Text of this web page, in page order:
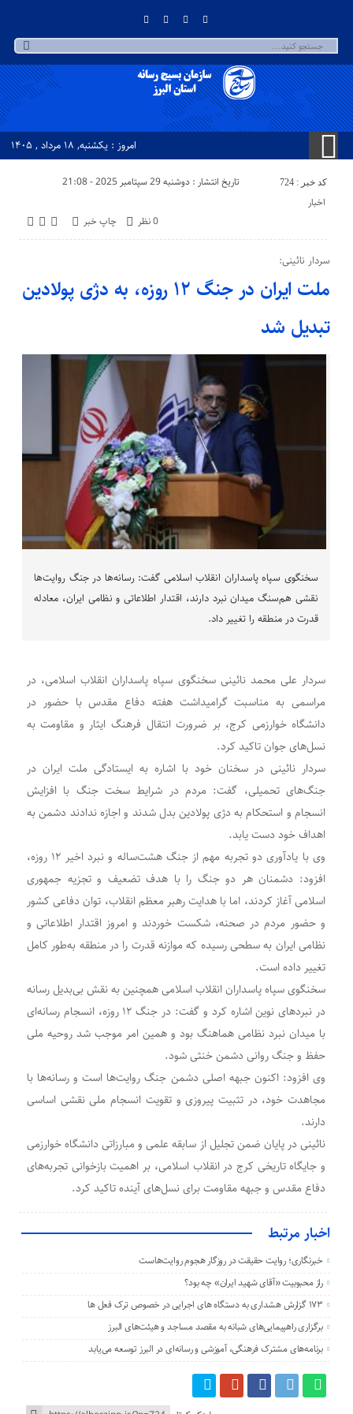
امروز : یکشنبه, ۱۸ مرداد , ۱۴۰۵
کد خبر : 724 تاریخ انتشار : دوشنبه 29 سپتامبر 2025 - 21:08
چاپ خبر 0 نظر
اخبار
سردار نائینی:
ملت ایران در جنگ ۱۲ روزه، به دژی پولادین
تبدیل شد
سخنگوی سپاه پاسداران انقلاب اسلامی گفت: رسانه‌ها در جنگ روایت‌ها
نقشی هم‌سنگ میدان نبرد دارند، اقتدار اطلاعاتی و نظامی ایران، معادله
قدرت در منطقه را تغییر داد.
سردار علی محمد نائینی سخنگوی سپاه پاسداران انقلاب اسلامی، در
مراسمی به مناسبت گرامیداشت هفته دفاع مقدس با حضور در
دانشگاه خوارزمی کرج، بر ضرورت انتقال فرهنگ ایثار و مقاومت به
نسل‌های جوان تاکید کرد.
سردار نائینی در سخنان خود با اشاره به ایستادگی ملت ایران در
جنگ‌های تحمیلی، گفت: مردم در شرایط سخت جنگ با افزایش
انسجام و استحکام به دژی پولادین بدل شدند و اجازه ندادند دشمن به
اهداف خود دست یابد.
وی با یادآوری دو تجربه مهم از جنگ هشت‌ساله و نبرد اخیر ۱۲ روزه،
افزود: دشمنان هر دو جنگ را با هدف تضعیف و تجزیه جمهوری
اسلامی آغاز کردند، اما با هدایت رهبر معظم انقلاب، توان دفاعی کشور
و حضور مردم در صحنه، شکست خوردند و امروز اقتدار اطلاعاتی و
نظامی ایران به سطحی رسیده که موازنه قدرت را در منطقه به‌طور کامل
تغییر داده است.
سخنگوی سپاه پاسداران انقلاب اسلامی همچنین به نقش بی‌بدیل رسانه
در نبرد‌های نوین اشاره کرد و گفت: در جنگ ۱۲ روزه، انسجام رسانه‌ای
با میدان نبرد نظامی هماهنگ بود و همین امر موجب شد روحیه ملی
حفظ و جنگ روانی دشمن خنثی شود.
وی افزود: اکنون جبهه اصلی دشمن جنگ روایت‌ها است و رسانه‌ها با
مجاهدت خود، در تثبیت پیروزی و تقویت انسجام ملی نقشی اساسی
دارند.
نائینی در پایان ضمن تجلیل از سابقه علمی و مبارزاتی دانشگاه خوارزمی
و جایگاه تاریخی کرج در انقلاب اسلامی، بر اهمیت بازخوانی تجربه‌های
دفاع مقدس و جبهه مقاومت برای نسل‌های آینده تاکید کرد.
اخبار مرتبط
خبرنگاری؛ روایت حقیقت در روزگار هجوم روایت‌هاست
راز محبوبیت «آقای شهید ایران» چه بود؟
۱۷۳ گزارش هشداری به دستگاه های اجرایی در خصوص ترک فعل ها
برگزاری راهپیمایی‌های شبانه به مقصد مساجد و هیئت‌های البرز
برنامه‌های مشترک فرهنگی، آموزشی و رسانه‌ای در البرز توسعه می‌یابد